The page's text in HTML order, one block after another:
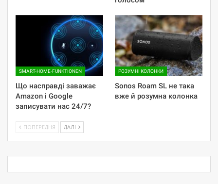
SMART-HOME-FUNKTIONEN
Що насправді заважає
Amazon і Google
записувати нас 24/7?
РОЗУМНІ КОЛОНКИ
Sonos Roam SL не така
вже й розумна колонка
ПОПЕРЕДНЯ ДАЛІ